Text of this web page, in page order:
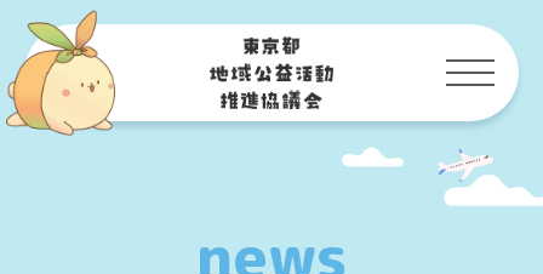
news